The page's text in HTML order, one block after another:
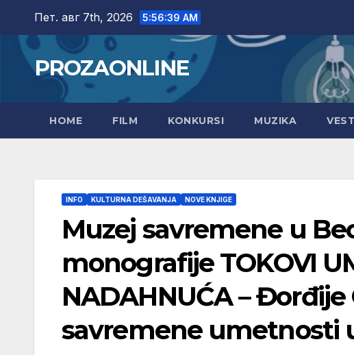
content
Пет. авг 7th, 2026 5:56:40 AM
PROZAONLINE
HOME FILM KONKURSI MUZIKA
INFO KULTURNA DEŠAVANJA NOVE KNJIGE
Muzej savremene u
monografije TOKOVI
NADAHNUĆA –
savremene umetnosti